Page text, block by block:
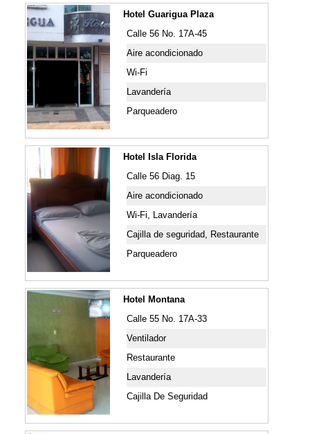
Hotel Guarigua Plaza
Calle 56 No. 17A-45
Aire acondicionado
Wi-Fi
Lavandería
Parqueadero
Hotel Isla Florida
Calle 56 Diag. 15
Aire acondicionado
Wi-Fi, Lavandería
Cajilla de seguridad, Restaurante
Parqueadero
Hotel Montana
Calle 55 No. 17A-33
Ventilador
Restaurante
Lavandería
Cajilla De Seguridad